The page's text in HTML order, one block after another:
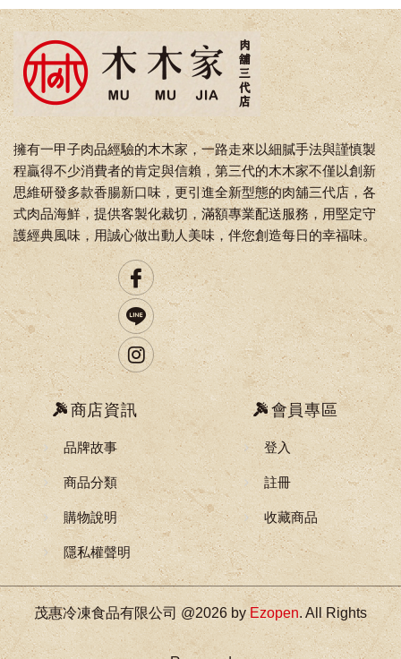
擁有一甲子肉品經驗的木木家，一路走來以細膩手法與謹慎製
程贏得不少消費者的肯定與信賴，第三代的木木家不僅以創新
思維研發多款香腸新口味，更引進全新型態的肉舖三代店，各
式肉品海鮮，提供客製化裁切，滿額專業配送服務，用堅定守
護經典風味，用誠心做出動人美味，伴您創造每日的幸福味。
商店資訊
品牌故事
商品分類
購物說明
隱私權聲明
會員專區
登入
註冊
收藏商品
茂惠冷凍食品有限公司 @2026 byEzopen. All Rights